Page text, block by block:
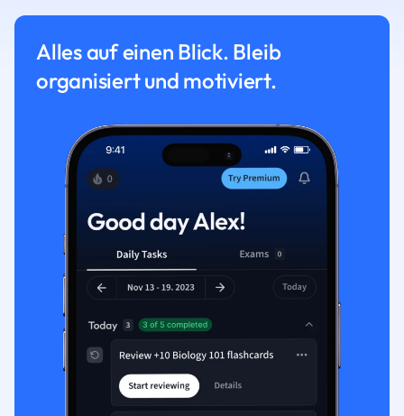
Alles auf einen Blick. Bleib
organisiert und motiviert.